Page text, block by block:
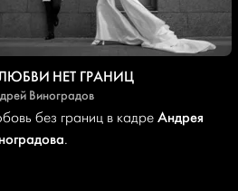
НЕТ ГРАНИЦ
Виноградов
без границ в кадре Андрея
.